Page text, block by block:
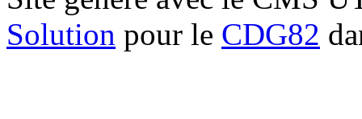
Solution pour le CDG82